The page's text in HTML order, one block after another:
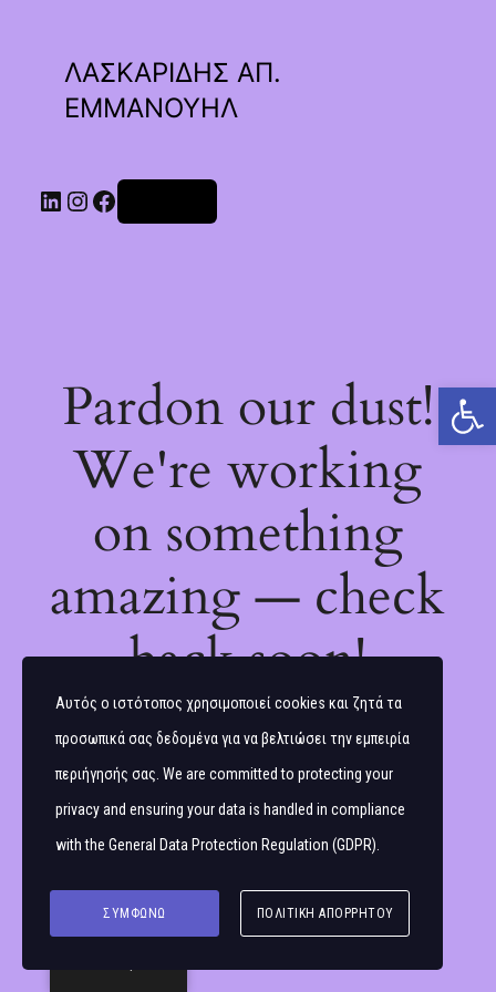
Ανοίξτε τη γραμμή εργαλείων
ΛΑΣΚΑΡΙΔΗΣ ΑΠ.
ΕΜΜΑΝΟΥΗΛ
Linkedin
Instagram
Facebook
Pardon our dust!
We're working
on something
amazing — check
back soon!
Αυτός ο ιστότοπος χρησιμοποιεί cookies και ζητά τα
προσωπικά σας δεδομένα για να βελτιώσει την εμπειρία
περιήγησής σας. We are committed to protecting your
privacy and ensuring your data is handled in compliance
with the General Data Protection Regulation (GDPR)
ΣΥΜΦΩΝΏ ΠΟΛΙΤΙΚΉ ΑΠΟΡΡΉΤΟΥ